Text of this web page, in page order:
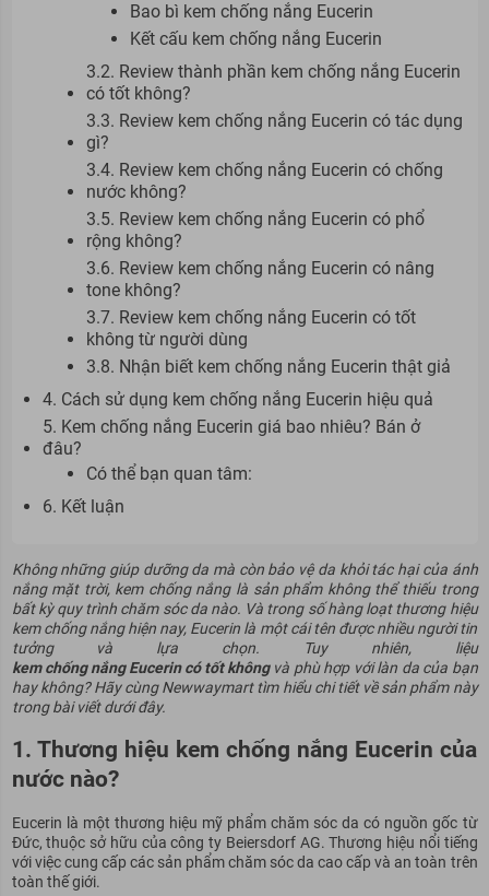
Bao bì kem chống nắng Eucerin
Kết cấu kem chống nắng Eucerin
3.2. Review thành phần kem chống nắng Eucerin
có tốt không?
3.3. Review kem chống nắng Eucerin có tác dụng
gì?
3.4. Review kem chống nắng Eucerin có chống
nước không?
3.5. Review kem chống nắng Eucerin có phổ
rộng không?
3.6. Review kem chống nắng Eucerin có nâng
tone không?
3.7. Review kem chống nắng Eucerin có tốt
không từ người dùng
3.8. Nhận biết kem chống nắng Eucerin thật giả
4. Cách sử dụng kem chống nắng Eucerin hiệu quả
5. Kem chống nắng Eucerin giá bao nhiêu? Bán ở
đâu?
Có thể bạn quan tâm:
6. Kết luận
Không những giúp dưỡng da mà còn bảo vệ da khỏi tác hại của ánh
nắng mặt trời, kem chống nắng là sản phẩm không thể thiếu trong
bất kỳ quy trình chăm sóc da nào. Và trong số hàng loạt thương hiệu
kem chống nắng hiện nay, Eucerin là một cái tên được nhiều người tin
tưởng và lựa chọn. Tuy nhiên, liệu
kem chống nắng Eucerin có tốt khôngvà phù hợp với làn da của bạn
hay không? Hãy cùngNewwaymarttìm hiểu chi tiết về sản phẩm này
trong bài viết dưới đây.
1. Thương hiệu kem chống nắng Eucerin của
nước nào?
Eucerin là một thương hiệu mỹ phẩm chăm sóc da có nguồn gốc từ
Đức, thuộc sở hữu của công ty Beiersdorf AG. Thương hiệu nổi tiếng
với việc cung cấp các sản phẩm chăm sóc da cao cấp và an toàn trên
toàn thế giới.